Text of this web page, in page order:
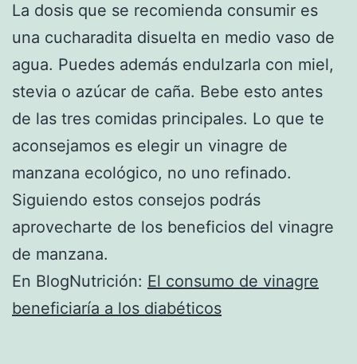
La dosis que se recomienda consumir es
una cucharadita disuelta en medio vaso de
agua. Puedes además endulzarla con miel,
stevia o azúcar de caña. Bebe esto antes
de las tres comidas principales. Lo que te
aconsejamos es elegir un vinagre de
manzana ecológico, no uno refinado.
Siguiendo estos consejos podrás
aprovecharte de los beneficios del vinagre
de manzana.
En BlogNutrición: El consumo de vinagre
beneficiaría a los diabéticos